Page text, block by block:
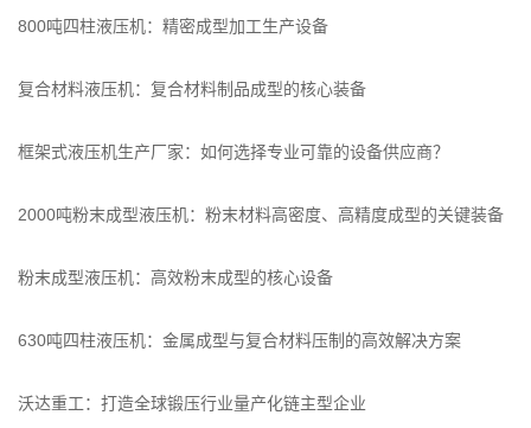
800吨四柱液压机：精密成型加工生产设备
复合材料液压机：复合材料制品成型的核心装备
框架式液压机生产厂家：如何选择专业可靠的设备供应商？
2000吨粉末成型液压机：粉末材料高密度、高精度成型的关键装备
粉末成型液压机：高效粉末成型的核心设备
630吨四柱液压机：金属成型与复合材料压制的高效解决方案
沃达重工：打造全球锻压行业量产化链主型企业